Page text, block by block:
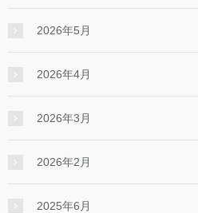
2026年5月
2026年4月
2026年3月
2026年2月
2025年6月